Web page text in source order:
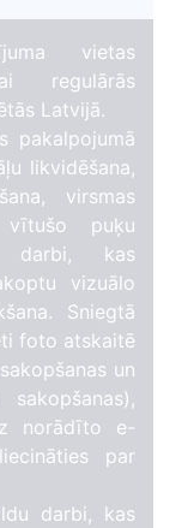
vietas
regulārās
Latvijā.
pakalpojumā
likvidēšana,
virsmas
vītušo puķu
darbi, kas
vizuālo
Sniegtā
foto atskaitē
un
norādīto e-
par
darbi, kas